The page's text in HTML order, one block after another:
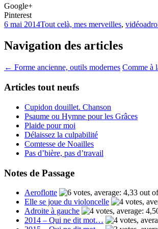
Google+
Pinterest
6 mai 2014Tout celà, mes merveilles, vidéo
Navigation des articles
← Forme ancienne, outils modernes Comme à
Articles tout neufs
Cupidon douillet. Chanson
Psaume ou Hymne pour les Grâces
Plaide pour moi
Délaissez la culpabilité
Comtesse de Noailles
Pas d’bière, pas d’travail
Notes de Passage
Aeroflotte
Elle se joue du violoncelle
Adroite à gauche
2014 – Qui ne dit mot…